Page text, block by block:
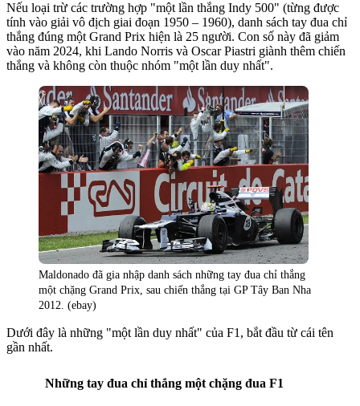
Nếu loại trừ các trường hợp "một lần thắng Indy 500" (từng được
tính vào giải vô địch giai đoạn 1950 – 1960), danh sách tay đua chỉ
thắng đúng một Grand Prix hiện là 25 người. Con số này đã giảm
vào năm 2024, khi Lando Norris và Oscar Piastri giành thêm chiến
thắng và không còn thuộc nhóm "một lần duy nhất".
Maldonado đã gia nhập danh sách những tay đua chỉ thắng
một chặng Grand Prix, sau chiến thắng tại GP Tây Ban Nha
2012. (ebay)
Dưới đây là những "một lần duy nhất" của F1, bắt đầu từ cái tên
gần nhất.
Những tay đua chỉ thắng một chặng đua F1